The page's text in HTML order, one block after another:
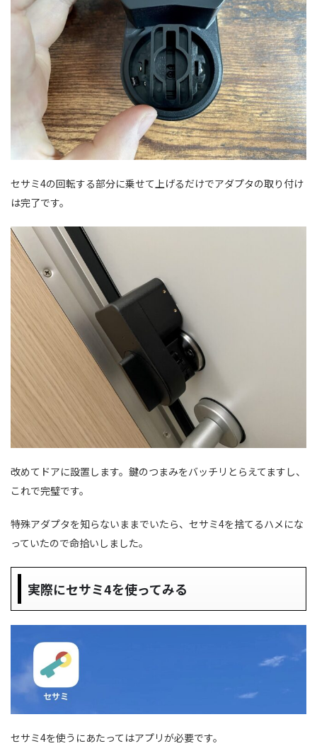
セサミ4の回転する部分に乗せて上げるだけでアダプタの取り付け
は完了です。
改めてドアに設置します。鍵のつまみをバッチリとらえてますし、
これで完璧です。
特殊アダプタを知らないままでいたら、セサミ4を捨てるハメにな
っていたので命拾いしました。
実際にセサミ4を使ってみる
セサミ4を使うにあたってはアプリが必要です。